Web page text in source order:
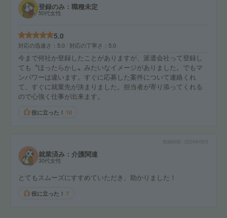
登録のみ：職種未定
50代女性
5.0
対応の迅速さ 5.0 対応の丁寧さ 5.0
今まで何社か登録したことがありますが、派遣会社って登録し
ても〝ほったらかし〟みたいなイメージがありました。でもマ
ンパワーは違います。すぐに応募した案件について連絡くれ
て、すぐに就業先が決まりました。担当者が寄り添ってくれる
ので心強く仕事が出来ます。
役に立った！ 10
2024年09月
就業済み：介護関連
30代女性
とてもスムーズにすすめていただき、助かりました！
役に立った！ 7